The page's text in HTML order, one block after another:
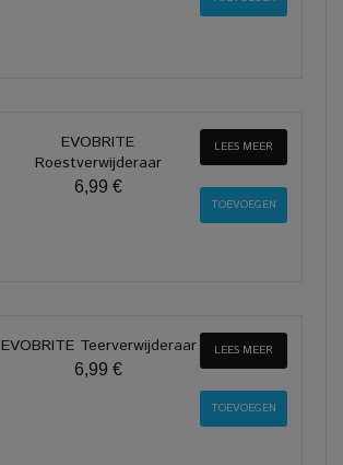
EVOBRITE
Roestverwijderaar
6,99 €
LEES MEER
EVOBRITE Teerverwijderaar
6,99 €
LEES MEER